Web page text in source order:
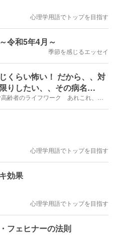
心理学用語でトップを目指す
令和5年4月～
季節を感じるエッセイ
くらい怖い！ だから、、対
りしたい、、その病名
心理学用語でトップを目指す
効果
心理学用語でトップを目指す
フェヒナーの法則